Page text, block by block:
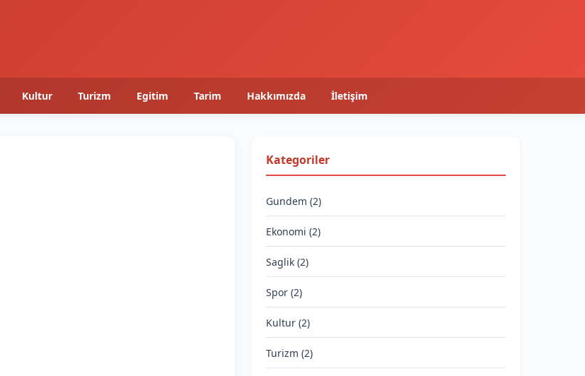
Kultur Turizm Egitim Tarim Hakkımızda İletişim
Kategoriler
Gundem (2)
Ekonomi (2)
Saglik (2)
Spor (2)
Kultur (2)
Turizm (2)